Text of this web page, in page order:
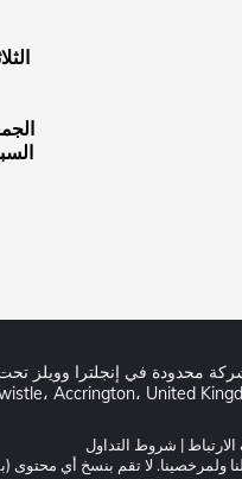
| شروط التداول